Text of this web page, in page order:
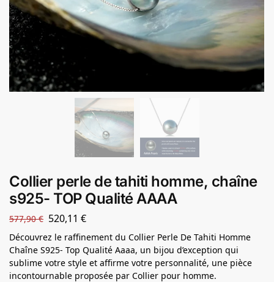
Collier perle de tahiti homme, chaîne
s925- TOP Qualité AAAA
577,90€ 520,11 €
Découvrez le raffinement du Collier Perle De Tahiti Homme
Chaîne S925- Top Qualité Aaaa, un bijou d’exception qui
sublime votre style et affirme votre personnalité, une pièce
incontournable proposée par Collier pour homme.